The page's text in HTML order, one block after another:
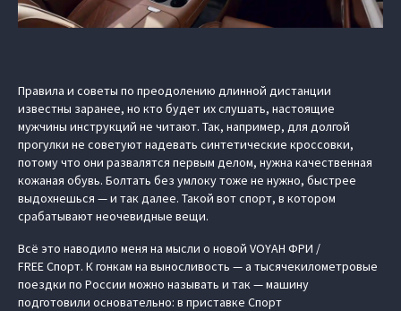
Правила и советы по преодолению длинной дистанции
известны заранее, но кто будет их слушать, настоящие
мужчины инструкций не читают. Так, например, для долгой
прогулки не советуют надевать синтетические кроссовки,
потому что они развалятся первым делом, нужна качественная
кожаная обувь. Болтать без умлоку тоже не нужно, быстрее
выдохнешься — и так далее. Такой вот спорт, в котором
срабатывают неочевидные вещи.
Всё это наводило меня на мысли о новой VOYAH ФРИ /
FREE Спорт. К гонкам на выносливость — а тысячекилометровые
поездки по России можно называть и так — машину
подготовили основательно: в приставке Спорт